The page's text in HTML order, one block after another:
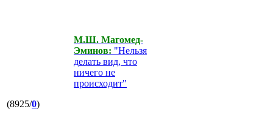
М.Ш. Магомед-
Эминов: "Нельзя
делать вид, что
ничего не
происходит"
(8925/0)